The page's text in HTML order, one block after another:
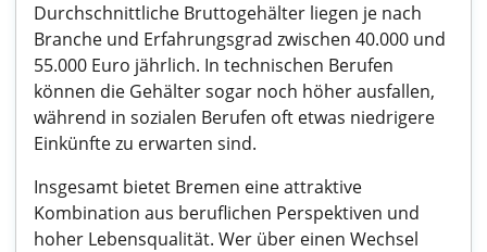
Durchschnittliche Bruttogehälter liegen je nach
Branche und Erfahrungsgrad zwischen 40.000 und
55.000 Euro jährlich. In technischen Berufen
können die Gehälter sogar noch höher ausfallen,
während in sozialen Berufen oft etwas niedrigere
Einkünfte zu erwarten sind.
Insgesamt bietet Bremen eine attraktive
Kombination aus beruflichen Perspektiven und
hoher Lebensqualität. Wer über einen Wechsel